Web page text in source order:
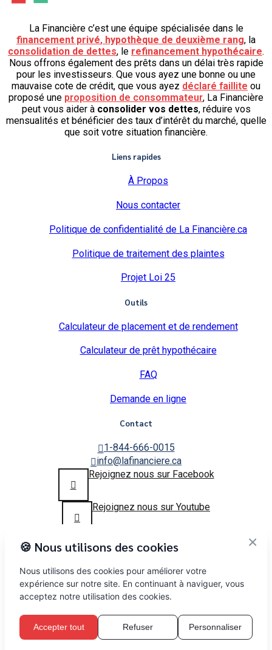
La Financière c’est une équipe spécialisée dans le
financement privé, hypothèque de deuxième rang, la
consolidation de dettes, le refinancement hypothécaire.
Nous offrons également des prêts dans un délai très rapide
pour les investisseurs. Que vous ayez une bonne ou une
mauvaise cote de crédit, que vous ayez déclaré faillite ou
proposé une proposition de consommateur, La Financière
peut vous aider à consolider vos dettes, réduire vos
mensualités et bénéficier des taux d’intérêt du marché, quelle
que soit votre situation financière.
Liens rapides
À Propos
Nous contacter
Politique de confidentialité de La Financière.ca
Politique de traitement des plaintes
Projet Loi 25
Outils
Calculateur de placement et de rendement
Calculateur de prêt hypothécaire
FAQ
Demande en ligne
Contact
1-844-666-0015
info@lafinanciere.ca
Rejoignez nous sur Facebook
Rejoignez nous sur Youtube
Copyright © 2025lafinanciere.ca– Tous droits réservés
La Financière ou 9130-0954 Québec Inc sont des noms qui
sont enregistrés au registre des entreprises et peuvent être
utilisés.
Le site n’est pas pour un cabinet de courtage inscrit à l’Amf.
Nous ne sommes pas un cabinet de courtage hypothécaire
inscrit. Nous ne sommes pas des planificateurs financiers
🍪 Nous utilisons des cookies ×
Nous utilisons des cookies pour améliorer votre
expérience sur notre site. En continuant à naviguer, vous
acceptez notre utilisation des cookies.
Accepter tout Refuser Personnaliser